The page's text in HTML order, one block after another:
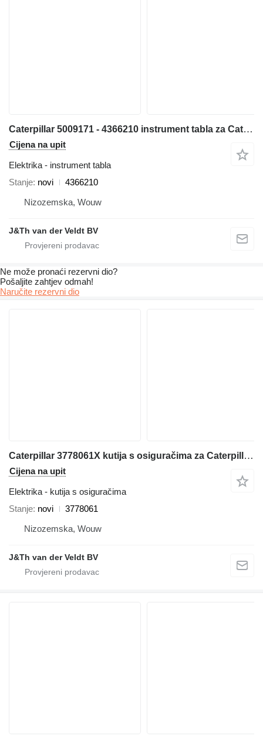
Caterpillar 5009171 - 4366210 instrument tabla za Caterpillar 538 568 329D 312E 329E 349E 330F 390F 312F 352F 313F 323F 374F 335F 316F 336F 317F 349F M320F M322F M323F M314F M315F M316F M318F 320D2 323D2 326D2 336D2 329D2 MH3022 MH3024 MH3026 bagera
Cijena na upit
Elektrika - instrument tabla
Stanje novi
4366210
Nizozemska, Wouw
J&Th van der Veldt BV
Ne može pronaći rezervni dio?
Pošaljite zahtjev odmah!
Naručite rezervni dio
Caterpillar 3778061X kutija s osiguračima za Caterpillar 320E 312E 323E 324E 316E 336E 329E 349E 320F 330F 340F 390F 312F 352F 313F 323F 374F 325F 335F 316F 326F 336F 318F 329F 349F M320F M322F M323F M315F M316F M317F M318F MH3022 MH3024 MH3026 MH3295 bagera
Cijena na upit
Elektrika - kutija s osiguračima
Stanje novi
3778061
Nizozemska, Wouw
J&Th van der Veldt BV